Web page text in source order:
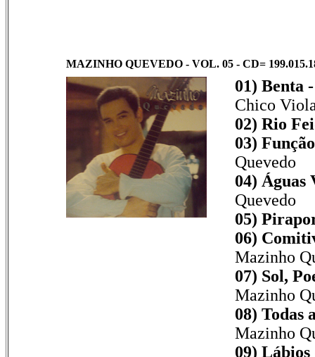
MAZINHO QUEVEDO - VOL. 05 - CD=
01) Benta
Chico
02) Rio
03)
Quevedo
04) Águas
Quevedo
05)
06)
Mazinho
07) Sol,
Mazinho
08) Todas
Mazinho
09)